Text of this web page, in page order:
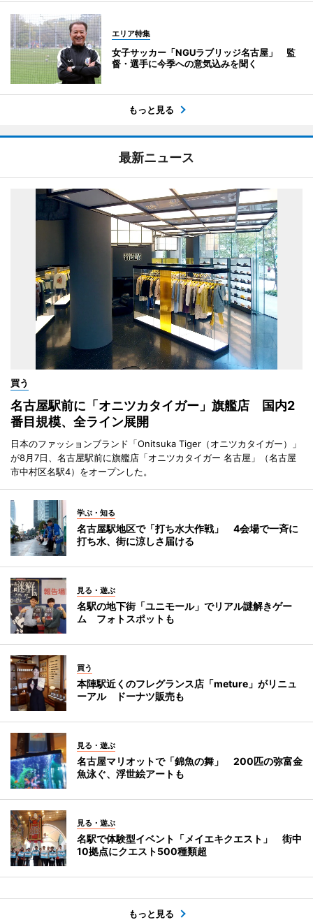
エリア特集
女子サッカー「NGUラブリッジ名古屋」 監
督・選手に今季への意気込みを聞く
もっと見る
最新ニュース
買う
名古屋駅前に「オニツカタイガー」旗艦店 国内2
番目規模、全ライン展開
日本のファッションブランド「Onitsuka Tiger（オニツカタイガー）」
が8月7日、名古屋駅前に旗艦店「オニツカタイガー 名古屋」（名古屋
市中村区名駅4）をオープンした。
学ぶ・知る
名古屋駅地区で「打ち水大作戦」 4会場で一斉に
打ち水、街に涼しさ届ける
見る・遊ぶ
名駅の地下街「ユニモール」でリアル謎解きゲー
ム フォトスポットも
買う
本陣駅近くのフレグランス店「meture」がリニュ
ーアル ドーナツ販売も
見る・遊ぶ
名古屋マリオットで「錦魚の舞」 200匹の弥富金
魚泳ぐ、浮世絵アートも
見る・遊ぶ
名駅で体験型イベント「メイエキクエスト」 街中
10拠点にクエスト500種類超
もっと見る